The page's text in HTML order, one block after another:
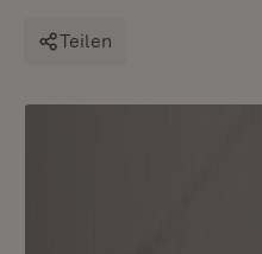
Teilen